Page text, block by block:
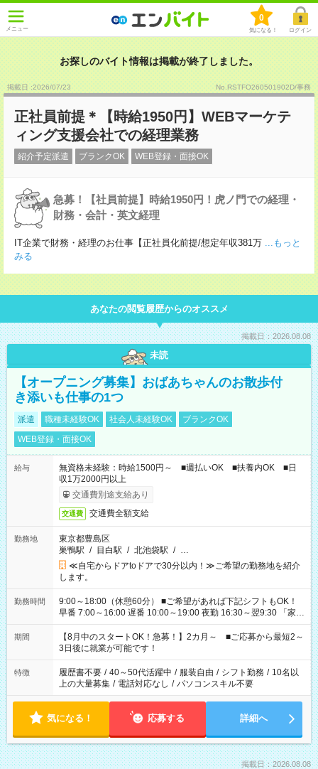
メニュー
0
気になる！ ログイン
お探しのバイト情報は掲載が終了しました。
掲載日 :2026/07/23 No.RSTFO260501902D/事務
正社員前提＊【時給1950円】WEBマーケテ
ィング支援会社での経理業務
紹介予定派遣 ブランクOK WEB登録・面接OK
急募！【社員前提】時給1950円！虎ノ門での経理・
財務・会計・英文経理
IT企業で財務・経理のお仕事【正社員化前提/想定年収381万 ...もっと
みる
あなたの閲覧履歴からのオススメ
掲載日：2026.08.08
未読
【オープニング募集】おばあちゃんのお散歩付
き添いも仕事の1つ
派遣 職種未経験OK 社会人未経験OK
ブランクOK
WEB登録・面接OK
給与
無資格未経験：時給1500円～ ■週払いOK ■扶養内OK ■日
収1万2000円以上
交通費別途支給あり
交通費 交通費全額支給
勤務地
東京都豊島区
巣鴨駅 / 目白駅 / 北池袋駅 / …
≪自宅からドアtoドアで30分以内！≫ご希望の勤務地を紹介
します。
勤務時間
9:00～18:00（休憩60分） ■ご希望があれば下記シフトもOK！
早番 7:00～16:00 遅番 10:00～19:00 夜勤 16:30～翌9:30 「家族
と休みを合わせたい」 「余裕を持って夕飯の準備がしたい」
「できれば残業はしたくない」 など、ご希望を教えてください
ね。 ※Wワーク希望の方へ 今ご覧のお仕事で希望する勤務時間
と、もう1つのお仕事の勤務時間。 合計で週40時間を超える場
合は応募できません。
期間
【8月中のスタートOK！急募！】2カ月～ ■ご応募から最短2～
3日後に就業が可能です！
特徴 履歴書不要 / 40～50代活躍中 / 服装自由 / シフト勤務 / 10名以
上の大量募集 / 電話対応なし / パソコンスキル不要
気になる！ 応募する 詳細へ
掲載日：2026.08.08